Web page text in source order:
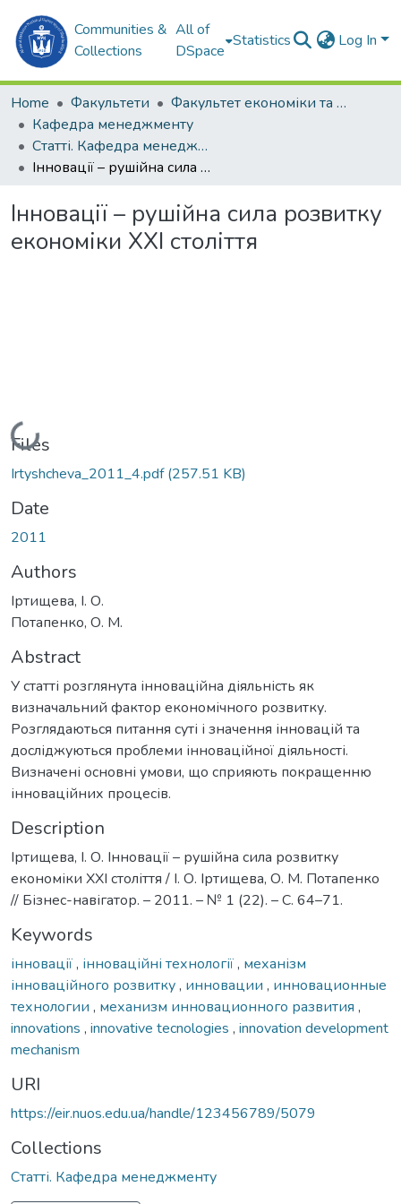
Communities &
Collections
All of
DSpace
Statistics Log In
Home Факультети
Факультет економіки та екології моря (ФЕЕМ)
Кафедра менеджменту
Статті. Кафедра менеджменту
Інновації – рушійна сила розвитку економіки ХХІ століття
Інновації – рушійна сила розвитку
економіки ХХІ століття
Loading...
Files
Irtyshcheva_2011_4.pdf(257.51 KB)
Date
2011
Authors
Іртищева, І. О.
Потапенко, О. М.
Abstract
У статті розглянута інноваційна діяльність як
визначальний фактор економічного розвитку.
Розглядаються питання суті і значення інновацій та
досліджуються проблеми інноваційної діяльності.
Визначені основні умови, що сприяють покращенню
інноваційних процесів.
Description
Іртищева, І. О. Інновації – рушійна сила розвитку
економіки ХХІ століття / І. О. Іртищева, О. М. Потапенко
// Бізнес-навігатор. – 2011. – № 1 (22). – С. 64–71.
Keywords
інновації, інноваційні технології, механізм
інноваційного розвитку, инновации , инновационные
технологии , механизм инновационного развития ,
innovations , innovative tecnologies , innovation development
mechanism
URI
https://eir.nuos.edu.ua/handle/123456789/5079
Collections
Статті. Кафедра менеджменту